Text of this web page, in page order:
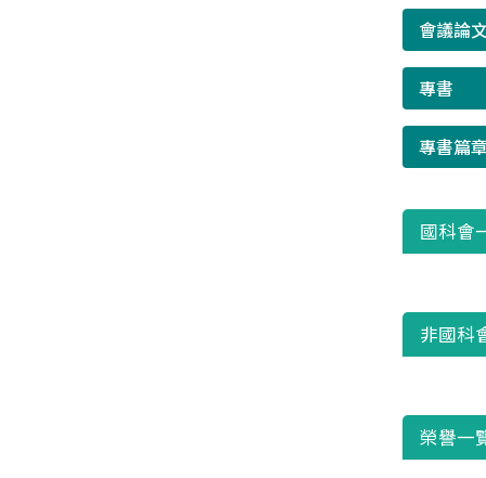
會議論
專書
專書篇章
國科會
非國科
榮譽一